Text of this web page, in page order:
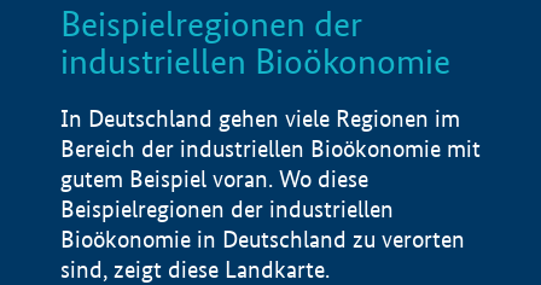
LISTE
Beispielregionen der
industriellen Bioökonomie
In Deutschland gehen viele Regionen im
Bereich der industriellen Bioökonomie mit
gutem Beispiel voran. Wo diese
Beispielregionen der industriellen
Bioökonomie in Deutschland zu verorten
sind, zeigt diese Landkarte.